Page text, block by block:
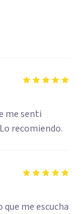
me senti
recomiendo.
me escucha